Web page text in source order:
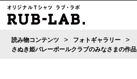
読み物コンテンツ > フォトギャラリー >
さぬき姫バレーボールクラブのみなさまの作品